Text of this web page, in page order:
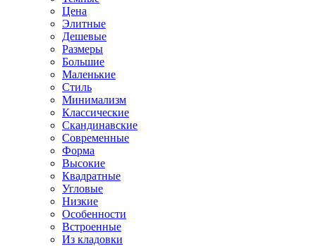
Цена
Элитные
Дешевые
Размеры
Большие
Маленькие
Стиль
Минимализм
Классические
Скандинавские
Современные
Форма
Высокие
Квадратные
Угловые
Низкие
Особенности
Встроенные
Из кладовки